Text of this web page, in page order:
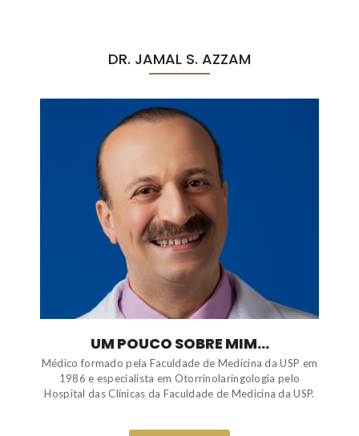
DR. JAMAL S. AZZAM
UM POUCO SOBRE MIM...
Médico formado pela Faculdade de Medicina da USP em
1986 e especialista em Otorrinolaringologia pelo
Hospital das Clínicas da Faculdade de Medicina da USP.